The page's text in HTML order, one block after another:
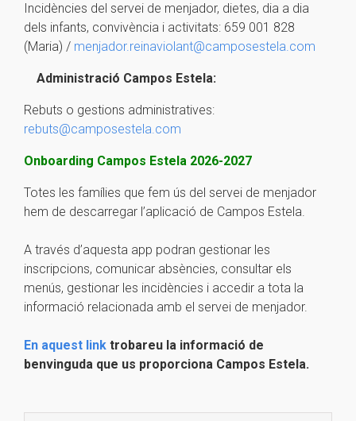
Incidències del servei de menjador, dietes, dia a dia
dels infants, convivència i activitats: 659 001 828
(Maria) / menjador.reinaviolant@camposestela.com
Administració Campos Estela:
Rebuts o gestions administratives:
rebuts@camposestela.com
Onboarding Campos Estela 2026-2027
Totes les famílies que fem ús del servei de menjador
hem de descarregar l’aplicació de Campos Estela.
A través d’aquesta app podran gestionar les
inscripcions, comunicar absències, consultar els
menús, gestionar les incidències i accedir a tota la
informació relacionada amb el servei de menjador.
En aquest link trobareu la informació de
benvinguda que us proporciona Campos Estela.